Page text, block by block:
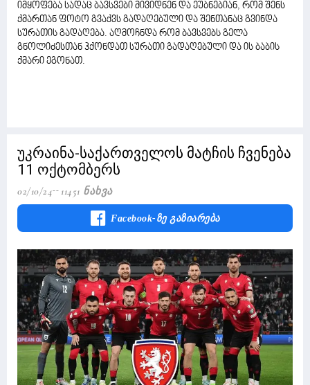
იმყოფება სადაც ბავსვები მივიდნენ და ეუბნებიან, რომ შენს
ქმართან ფოტო გვაქვს გადაღებული და შენთანაც გვინდა
სურათის გადაღება. აღმოჩნდა რომ ბავსვებს გელა
გნოლიძესთან ჰქონდათ სურათი გადაღებული და ის ბაბის
ქმარი ეგონათ.
უკრაინა-საქართველოს მატჩის ჩვენება
11 ოქტომბერს
02/10/24 11451 Ნახვა
Facebook-Ზე Გაზიარება